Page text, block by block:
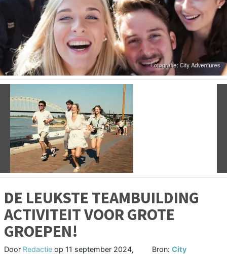
Vorige
DE LEUKSTE TEAMBUILDING
ACTIVITEIT VOOR GROTE
GROEPEN!
Door Redactie op 11 september 2024,
Bron: City